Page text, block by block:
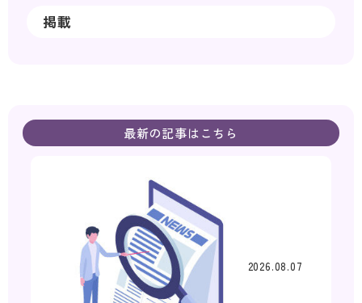
掲載
最新の記事はこちら
2026.08.07